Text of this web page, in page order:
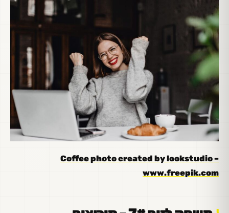
Coffee photo created by lookstudio –
www.freepik.com